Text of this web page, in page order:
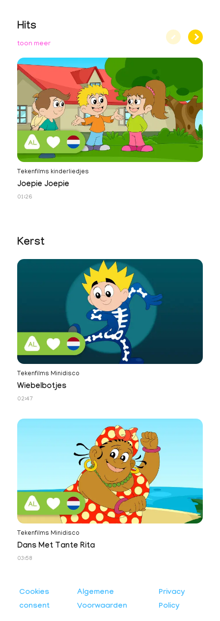
Hits
toon meer
Tekenfilms kinderliedjes
Joepie Joepie
01:26
Kerst
Tekenfilms Minidisco
Wiebelbotjes
02:47
Tekenfilms Minidisco
Dans Met Tante Rita
03:58
Cookies
consent
Algemene
Voorwaarden
Privacy
Policy